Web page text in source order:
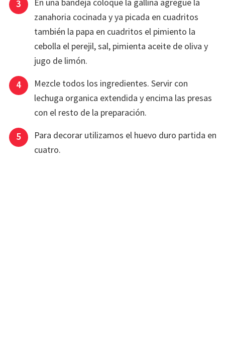
zanahoria cocinada y ya picada en cuadritos
también la papa en cuadritos el pimiento la
cebolla el perejil, sal, pimienta aceite de oliva y
jugo de limón.
Mezcle todos los ingredientes. Servir con
lechuga organica extendida y encima las presas
con el resto de la preparación.
Para decorar utilizamos el huevo duro partida en
cuatro.